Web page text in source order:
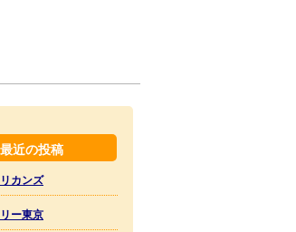
最近の投稿
カンズ
ー東京